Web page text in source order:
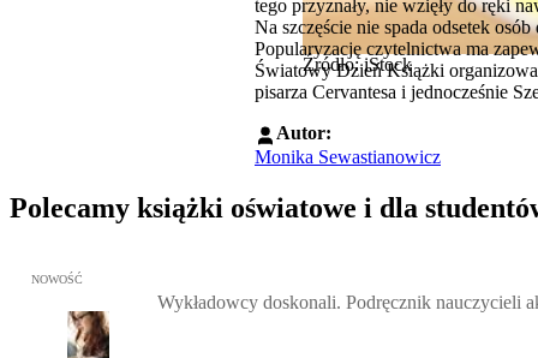
Źródło: iStock
tego przyznały, nie wzięły do ręki
Na szczęście nie spada odsetek
Popularyzację czytelnictwa ma
Światowy Dzień Książki
pisarza Cervantesa i jednocześnie
Autor:
Monika Sewastianowicz
Polecamy książki oświatowe i dla
Przejdź do: Wykładowcy doskonali. Podręcznik nauczycieli
NOWOŚĆ
Wykładowcy doskonali. Podręcznik nauczycieli